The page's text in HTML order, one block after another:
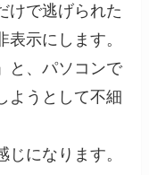
けで逃げられた
示にします。
と、パソコンで
ようとして不細
になります。